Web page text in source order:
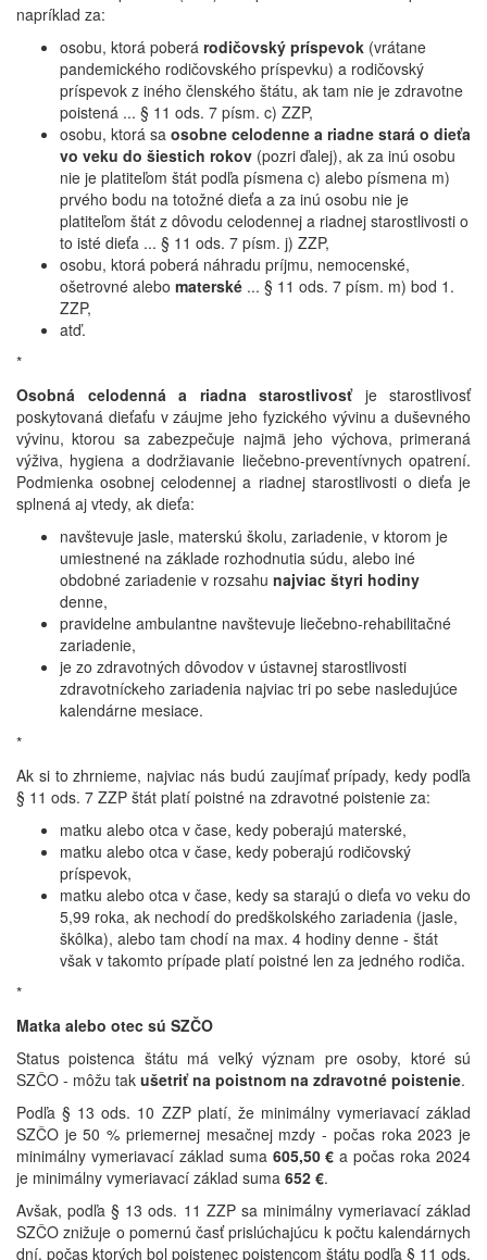
napríklad za:
osobu, ktorá poberá rodičovský príspevok (vrátane
pandemického rodičovského príspevku) a rodičovský
príspevok z iného členského štátu, ak tam nie je zdravotne
poistená ... § 11 ods. 7 písm. c) ZZP,
osobu, ktorá sa osobne celodenne a riadne stará o dieťa
vo veku do šiestich rokov (pozri ďalej), ak za inú osobu
nie je platiteľom štát podľa písmena c) alebo písmena m)
prvého bodu na totožné dieťa a za inú osobu nie je
platiteľom štát z dôvodu celodennej a riadnej starostlivosti o
to isté dieťa ... § 11 ods. 7 písm. j) ZZP,
osobu, ktorá poberá náhradu príjmu, nemocenské,
ošetrovné alebo materské ... § 11 ods. 7 písm. m) bod 1.
ZZP,
atď.
*
Osobná celodenná a riadna starostlivosťje starostlivosť
poskytovaná dieťaťu v záujme jeho fyzického vývinu a duševného
vývinu, ktorou sa zabezpečuje najmä jeho výchova, primeraná
výživa, hygiena a dodržiavanie liečebno-preventívnych opatrení.
Podmienka osobnej celodennej a riadnej starostlivosti o dieťa je
splnená aj vtedy, ak dieťa:
navštevuje jasle, materskú školu, zariadenie, v ktorom je
umiestnené na základe rozhodnutia súdu, alebo iné
obdobné zariadenie v rozsahu najviac štyri hodiny
denne,
pravidelne ambulantne navštevuje liečebno-rehabilitačné
zariadenie,
je zo zdravotných dôvodov v ústavnej starostlivosti
zdravotníckeho zariadenia najviac tri po sebe nasledujúce
kalendárne mesiace.
*
Ak si to zhrnieme, najviac nás budú zaujímať prípady, kedy podľa
§ 11 ods. 7 ZZP štát platí poistné na zdravotné poistenie za:
matku alebo otca v čase, kedy poberajú materské,
matku alebo otca v čase, kedy poberajú rodičovský
príspevok,
matku alebo otca v čase, kedy sa starajú o dieťa vo veku do
5,99 roka, ak nechodí do predškolského zariadenia (jasle,
škôlka), alebo tam chodí na max. 4 hodiny denne - štát
však v takomto prípade platí poistné len za jedného rodiča.
*
Matka alebo otec sú SZČO
Status poistenca štátu má veľký význam pre osoby, ktoré sú
SZČO - môžu tak ušetriť na poistnom na zdravotné poistenie.
Podľa § 13 ods. 10 ZZP platí, že minimálny vymeriavací základ
SZČO je 50 % priemernej mesačnej mzdy - počas roka 2023 je
minimálny vymeriavací základ suma 605,50 €a počas roka 2024
je minimálny vymeriavací základ suma 652 €.
Avšak, podľa § 13 ods. 11 ZZP sa minimálny vymeriavací základ
SZČO znižuje o pomernú časť prislúchajúcu k počtu kalendárnych
dní, počas ktorých bol poistenec poistencom štátu podľa § 11 ods.